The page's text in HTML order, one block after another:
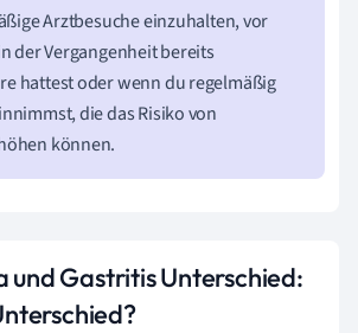
Arztbesuche einzuhalten, vor
der Vergangenheit bereits
hattest oder wenn du regelmäßig
die das Risiko von
können.
und Gastritis Unterschied: